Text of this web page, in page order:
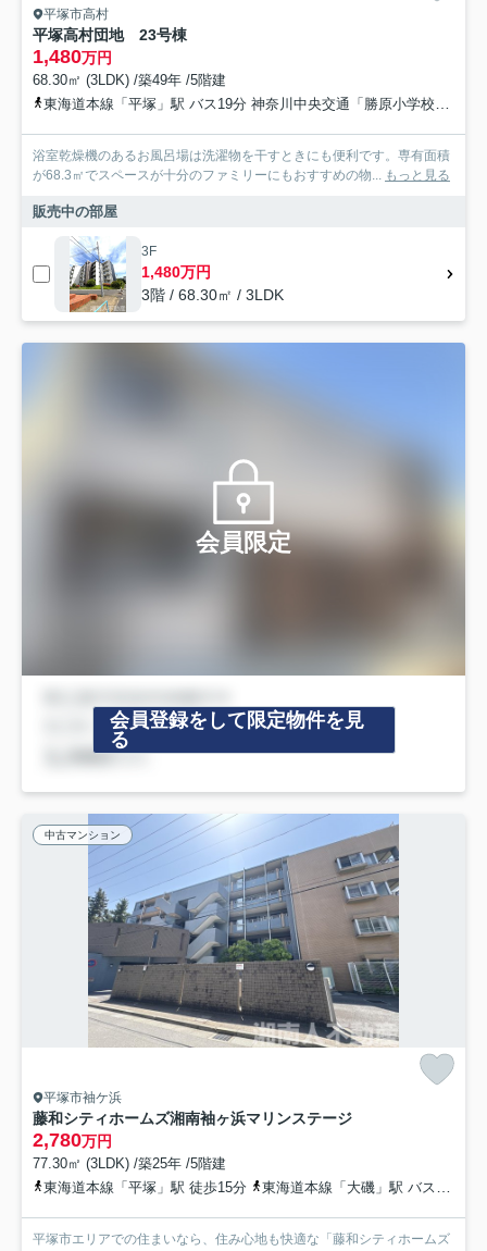
平塚市高村
平塚高村団地 23号棟
1,480万円
68.30㎡ (3LDK) /築49年 /5階建
東海道本線「平塚」駅 バス19分 神奈川中央交通「勝原小学校前（神奈川県）」 停歩3分
浴室乾燥機のあるお風呂場は洗濯物を干すときにも便利です。専有面積
が68.3㎡でスペースが十分のファミリーにもおすすめの物... もっと見る
販売中の部屋
3F
1,480万円
3階 / 68.30㎡ / 3LDK
会員限定
会員登録をして限定物件を見
る
中古マンション
平塚市袖ケ浜
藤和シティホームズ湘南袖ヶ浜マリンステージ
2,780万円
77.30㎡ (3LDK) /築25年 /5階建
東海道本線「平塚」駅 徒歩15分
東海道本線「大磯」駅 バス13分 神奈川中央交通「浜岳中学校前」 停歩18分
平塚市エリアでの住まいなら、住み心地も快適な「藤和シティホームズ